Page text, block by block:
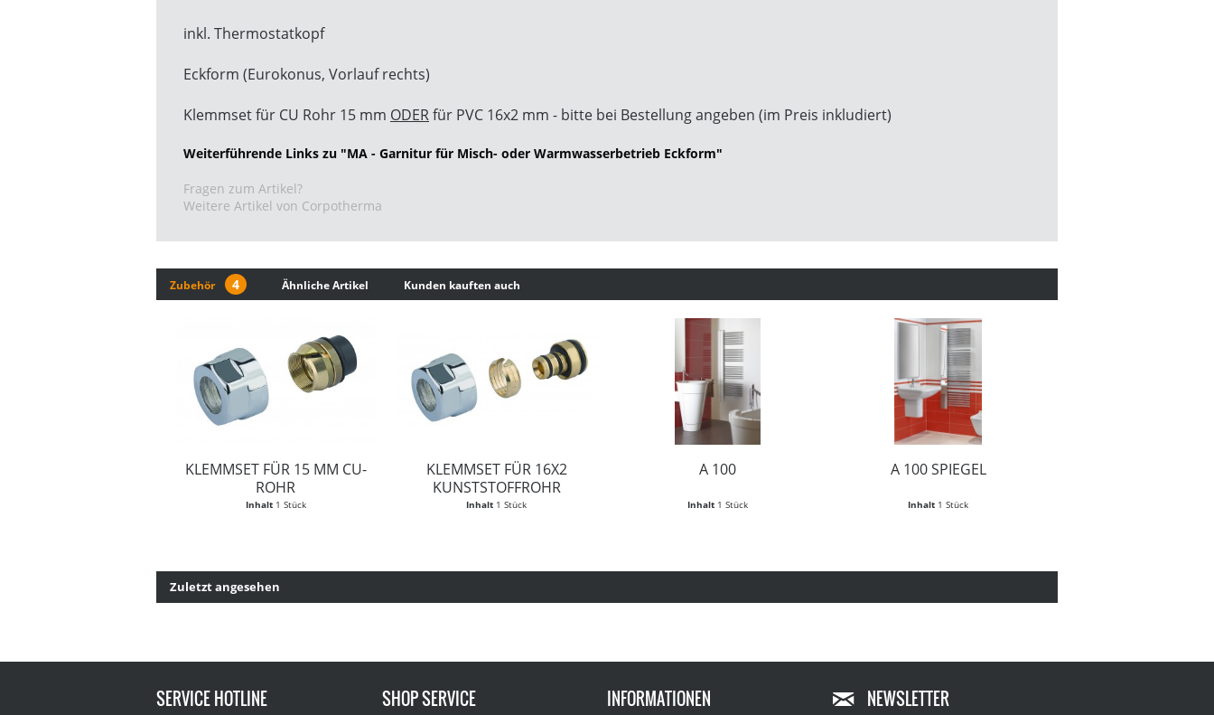
inkl. Thermostatkopf
Eckform (Eurokonus, Vorlauf rechts)
Klemmset für CU Rohr 15 mm ODERfür PVC 16x2 mm - bitte bei Bestellung angeben (im Preis inkludiert)
Weiterführende Links zu "MA - Garnitur für Misch- oder Warmwasserbetrieb Eckform"
Fragen zum Artikel?
Weitere Artikel von Corpotherma
Zubehör 4 Ähnliche Artikel Kunden kauften auch
KLEMMSET FÜR 15 MM CU-
ROHR
Inhalt 1 Stück
KLEMMSET FÜR 16X2
KUNSTSTOFFROHR
Inhalt 1 Stück
A 100
Inhalt 1 Stück
A 100 SPIEGEL
Inhalt 1 Stück
Zuletzt angesehen
SERVICE HOTLINE SHOP SERVICE INFORMATIONEN NEWSLETTER